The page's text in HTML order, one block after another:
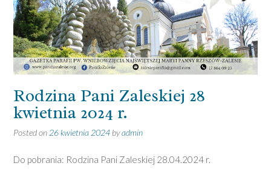
Rodzina Pani Zaleskiej 28
kwietnia 2024 r.
Posted on 26 kwietnia 2024 byadmin
Do pobrania: Rodzina Pani Zaleskiej 28.04.2024 r.